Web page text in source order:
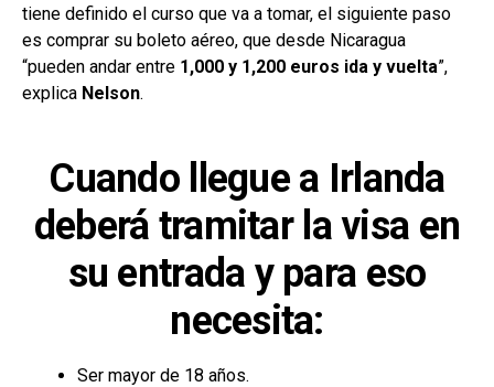
tiene definido el curso que va a tomar, el siguiente paso
es comprar su boleto aéreo, que desde Nicaragua
“pueden andar entre 1,000 y 1,200 euros ida y vuelta”,
explica Nelson.
Cuando llegue a Irlanda
deberá tramitar la visa en
su entrada y para eso
necesita:
Ser mayor de 18 años.